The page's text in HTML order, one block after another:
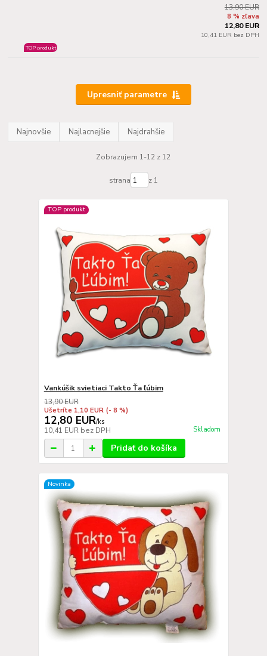
TOP produkt
13,90 EUR
8 % zľava
12,80 EUR
10,41 EUR bez DPH
Upresniť parametre
Najnovšie Najlacnejšie Najdrahšie
Zobrazujem 1-12 z 12
strana z 1
TOP produkt
Vankúšik svietiaci Takto Ťa ľúbim
13,90 EUR
Ušetríte 1,10 EUR (- 8 %)
12,80 EUR/ks
10,41 EUR bez DPH Skladom
Pridať do košíka
Novinka